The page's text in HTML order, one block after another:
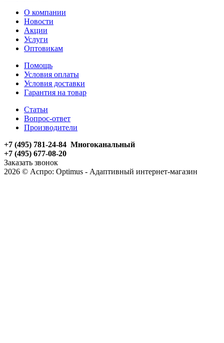
О компании
Новости
Акции
Услуги
Оптовикам
Помощь
Условия оплаты
Условия доставки
Гарантия на товар
Статьи
Вопрос-ответ
Производители
+7 (495) 781-24-84 Многоканальный
+7 (495) 677-08-20
Заказать звонок
2026 © Аспро: Optimus - Адаптивный интернет-магазин